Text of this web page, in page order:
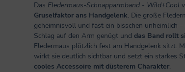
Das Fledermaus-Schnapparmband - Wild+Cool
Gruselfaktor ans Handgelenk. Die große
geheimnisvoll und fast ein bisschen unheimlich
Schlag auf den Arm genügt und das Band rollt
Fledermaus plötzlich fest am Handgelenk sitzt.
wirkt sie deutlich sichtbar und setzt ein starkes
cooles Accessoire mit düsterem Charakter.